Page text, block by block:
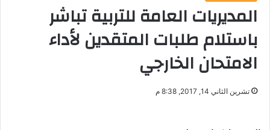
المديريات العامة للتربية تباشر
باستلام طلبات المتقدين لأداء
الامتحان الخارجي
تشرين الثاني 14, 2017, 8:38 م